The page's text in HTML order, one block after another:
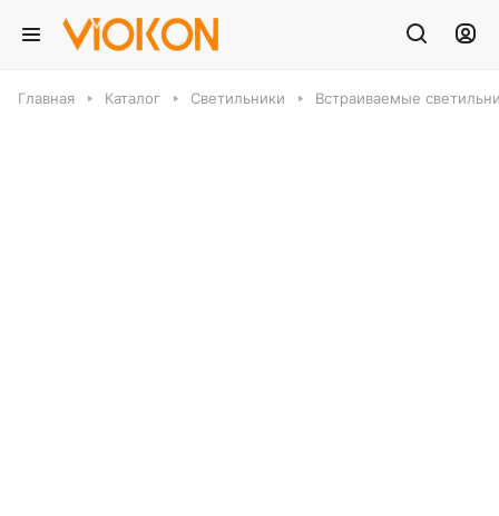
Главная Каталог Светильники Встраиваемые